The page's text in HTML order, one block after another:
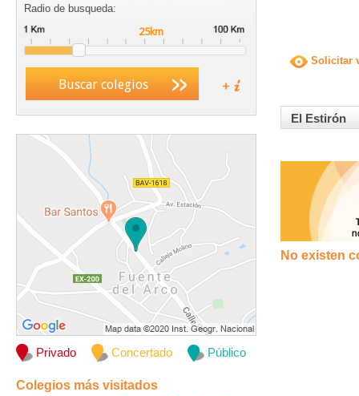
Radio de busqueda:
Buscar colegios
Privado Concertado Público
Colegios más visitados
Solicitar
El Estirón
No existen